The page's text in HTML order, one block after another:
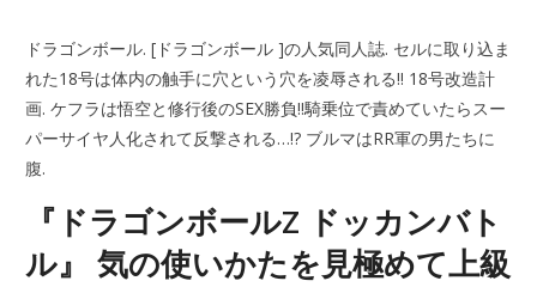
ドラゴンボール. [ドラゴンボール ]の人気同人誌. セルに取り込ま
れた18号は体内の触手に穴という穴を凌辱される!! 18号改造計
画. ケフラは悟空と修行後のSEX勝負!!騎乗位で責めていたらスー
パーサイヤ人化されて反撃される…!? ブルマはRR軍の男たちに
腹.
『ドラゴンボールZ ドッカンバト
ル』 気の使いかたを見極めて上級